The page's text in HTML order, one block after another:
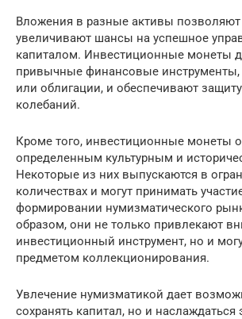
Вложения в разные активы позволяют
увеличивают шансы на успешное
капиталом. Инвестиционные монеты
привычные финансовые инструменты,
или облигации, и обеспечивают
колебаний.
Кроме того, инвестиционные монеты
определенным культурным и
Некоторые из них выпускаются в
количествах и могут принимать
формировании нумизматического
образом, они не только привлекают
инвестиционный инструмент, но и
предметом коллекционирования.
Увлечение нумизматикой дает
сохранять капитал, но и наслаждаться